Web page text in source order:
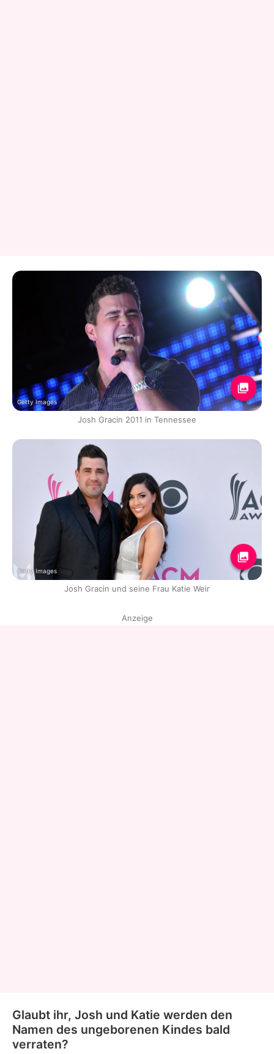
Getty Images
Josh Gracin 2011 in Tennessee
Getty Images
Josh Gracin und seine Frau Katie Weir
Anzeige
Glaubt ihr, Josh und Katie werden den
Namen des ungeborenen Kindes bald
verraten?